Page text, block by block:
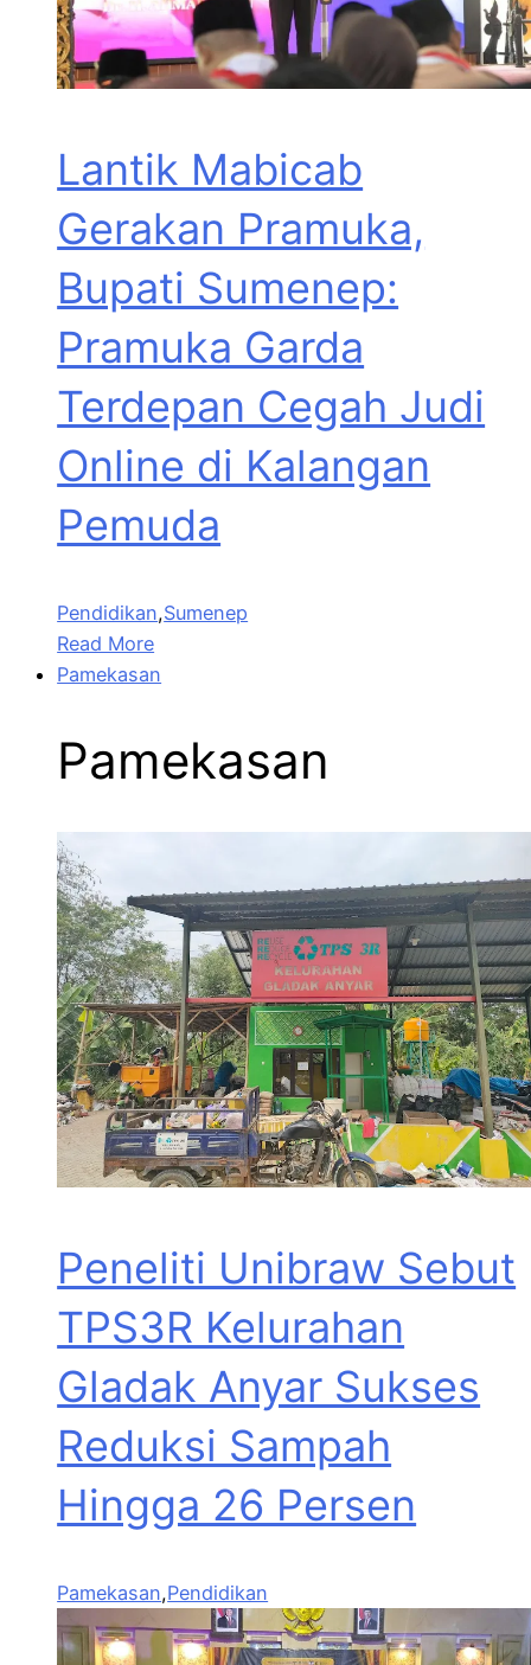
Lantik Mabicab
Gerakan Pramuka,
Bupati Sumenep:
Pramuka Garda
Terdepan Cegah Judi
Online di Kalangan
Pemuda
Pendidikan,Sumenep
Read More
Pamekasan
Pamekasan
Peneliti Unibraw Sebut
TPS3R Kelurahan
Gladak Anyar Sukses
Reduksi Sampah
Hingga 26 Persen
Pamekasan,Pendidikan